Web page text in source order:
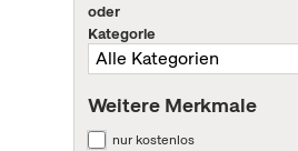
oder
Kategorie
Weitere Merkmale
nur kostenlos